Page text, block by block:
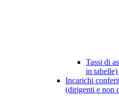
Tassi di
in tabelle)
Incarichi
(dirigenti e non